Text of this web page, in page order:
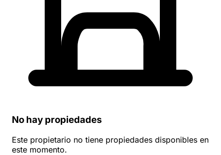
No hay propiedades
Este propietario no tiene propiedades disponibles en
este momento.